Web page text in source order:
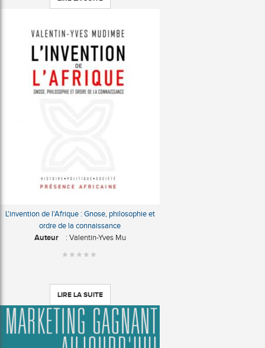
L'invention de l'Afrique : Gnose, philosophie et
ordre de la connaissance
Auteur: Valentin-Yves Mu
LIRE LA SUITE